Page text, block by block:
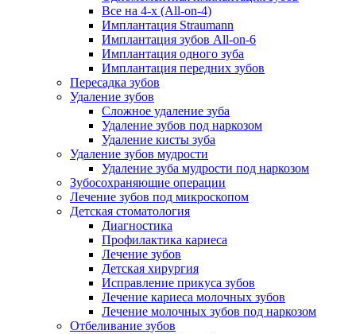
Все на 4-х (All-on-4)
Имплантация Straumann
Имплантация зубов All-on-6
Имплантация одного зуба
Имплантация передних зубов
Пересадка зубов
Удаление зубов
Сложное удаление зуба
Удаление зубов под наркозом
Удаление кисты зуба
Удаление зубов мудрости
Удаление зуба мудрости под наркозом
Зубосохраняющие операции
Лечение зубов под микроскопом
Детская стоматология
Диагностика
Профилактика кариеса
Лечение зубов
Детская хирургия
Исправление прикуса зубов
Лечение кариеса молочных зубов
Лечение молочных зубов под наркозом
Отбеливание зубов